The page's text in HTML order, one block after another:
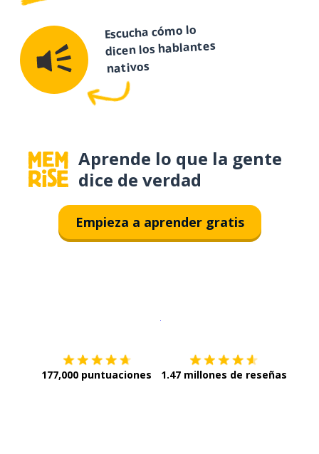
Escucha cómo lo
dicen los hablantes
nativos
Aprende lo que la gente
dice de verdad
Empieza a aprender gratis
177,000 puntuaciones 1.47 millones de reseñas